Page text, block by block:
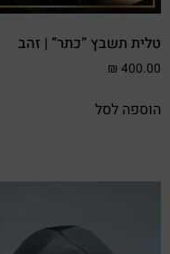
טלית תשבץ ”כתר” | זהב
₪ 400.00
הוספה לסל